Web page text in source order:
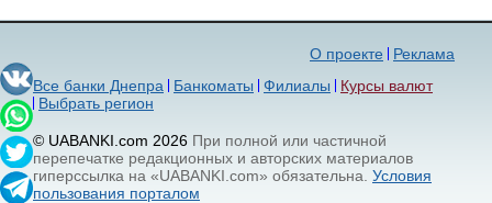
Реклама
О проекте
Все банки Днепра
Банкоматы Филиалы
Курсы валют
Выбрать регион
© UABANKI.com 2026 При полной или частичной
перепечатке редакционных и авторских материалов
гиперссылка на «UABANKI.com» обязательна. Условия
пользования порталом